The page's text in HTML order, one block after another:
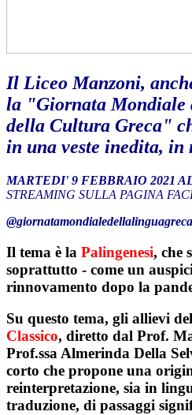
Il Liceo Manzoni,
la "Giornata Mondiale
della Cultura Greca"
in una veste inedita, in
MARTEDI' 9 FEBBRAIO 2021
STREAMING SULLA PAGINA
@giornatamondialedellalinguagreca
Il tema è la Palingenesi, che
soprattutto - come un
rinnovamento dopo la
Su questo tema, gli allievi del
Classico, diretto dal Prof.
Prof.ssa Almerinda Della
corto che propone una
reinterpretazione, sia in
traduzione, di passaggi